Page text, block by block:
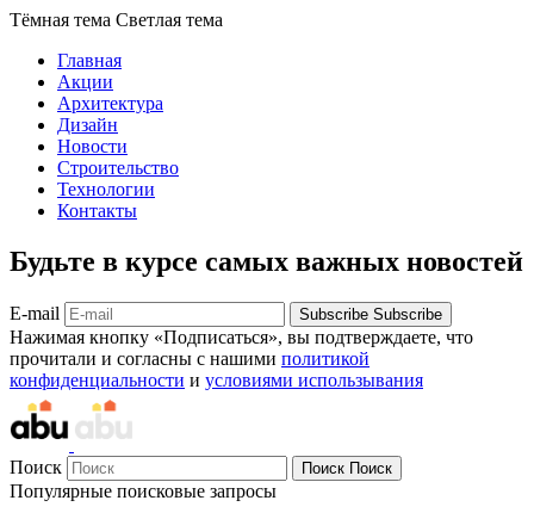
Тёмная тема Светлая тема
Главная
Акции
Архитектура
Дизайн
Новости
Строительство
Технологии
Контакты
Будьте в курсе самых важных новостей
E-mail Subscribe Subscribe
Нажимая кнопку «Подписаться», вы подтверждаете, что
прочитали и согласны с нашими политикой
конфиденциальности и условиями использывания
Поиск Поиск Поиск
Популярные поисковые запросы